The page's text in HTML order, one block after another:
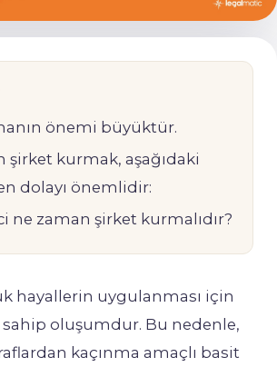
önemi büyüktür.
şirket kurmak, aşağıdaki
dolayı önemlidir:
ne zaman şirket kurmalıdır?
hayallerin uygulanması için
sahip oluşumdur. Bu nedenle,
kaçınma amaçlı basit